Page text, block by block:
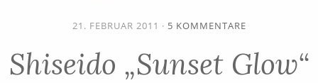
21. FEBRUAR 2011 · 5 KOMMENTARE
Shiseido „Sunset Glow“